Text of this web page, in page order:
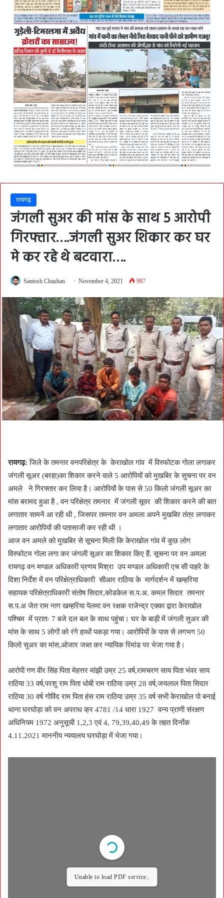
रायगढ़
जंगली सुअर की मांस के साथ 5 आरोपी
गिरफ्तार….जंगली सुअर शिकार कर घर
मे कर रहे थे बटवारा….
Santosh Chauhan November 4, 2021 987
रायगढ़: जिले के तमनार वनपरिक्षेत्र के केराखोल गांव में विस्फोटक गोला लगाकर
जंगली सूअर (बरहा)का शिकार करने वाले 5 आरोपियों को मुखबिर के सुचना पर वन
अमले ने गिरफ्तार कर लिया है। आरोपियों के पास से 50 किलो जंगली सूअर का
मांस बरामद हुआ है , वन परिक्षेत्र तमनार में जंगली सूवर की शिकार करने की बात
लगातार सामनें आ रही थी , जिसपर तमनार वन अमला अपने मुखबिर तंत्र लगाकर
लगातार आरोपियों की पतासाजी कर रही थी ।
आज वन अमले को मुखबिर से सूचना मिली कि केराखोल गांव में कुछ लोग
विस्फोटम गोला लगा कर जंगली सूअर का शिकार किए हैं. सूचना पर वन अमला
रायगढ़ वन मण्डल अधिकारी प्रणय मिश्रा उप मण्डल अधिकारी एच सी पाहरे के
दिशा निर्देश में वन परिक्षेत्राधिकारी सीआर राठिया के मार्गदर्शन में खम्हरिया
सहायक परिक्षेत्राधिकारी संतोष सिदार,कोडकेल स.प.अ. कमल सिदार तमनार
स.प.अ जेत राम नाग खम्हरिया पेलमा वन रक्षक राजेन्द्र एक्का द्वारा केराखोल
पश्चिम में प्रातः 7 बजे दल बल के साथ पहुंचा। घर के बाड़ी में जंगली सुअर की
मांस के साथ 5 लोगों को रंगे हाथों पकड़ा गया। आरोपियों के पास से लगभग 50
किलो सुअर का मांस,ओजार जब्त कर न्यायिक रिमांड पर भेजा गया है।
आरोपी गण वीर सिंह पिता मेहत्तर मांझी उम्र 25 वर्ष,रामचरण साय पिता भंवर साय
राठिया 33 वर्ष,परशु राम पिता धोबी राम राठिया उम्र 28 वर्ष,जयलाल पिता सिदार
राठिया 30 वर्ष गोविंद राम पिता हंस राम राठिया उम्र 35 वर्ष सभी केराखोल पो बनाई
थाना घरघोड़ा को वन अपराध क्र 4781 /14 धारा 1927 वन्य प्राणी संरक्षण
अधिनियम 1972 अनुसूची 1,2,3 एवं 4, 79,39,40,49 के तहत दिनाँक
4.11.2021 माननीय न्ययालय घरघोड़ा में भेजा गया।
Unable to load PDF service..